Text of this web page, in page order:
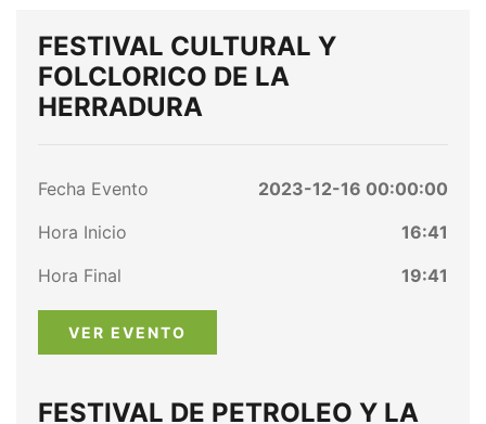
FESTIVAL CULTURAL Y
FOLCLORICO DE LA
HERRADURA
Fecha Evento
2023-12-16 00:00:00
Hora Inicio
16:41
Hora Final
19:41
VER EVENTO
FESTIVAL DE PETROLEO Y LA